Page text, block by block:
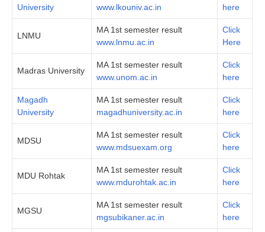
University
www.lkouniv.ac.in
here
LNMU
MA 1st semester result
www.lnmu.ac.in
Click
Here
Madras University
MA 1st semester result
www.unom.ac.in
Click
here
Magadh
University
MA 1st semester result
magadhuniversity.ac.in
Click
here
MDSU
MA 1st semester result
www.mdsuexam.org
Click
here
MDU Rohtak
MA 1st semester result
www.mdurohtak.ac.in
Click
here
MGSU
MA 1st semester result
mgsubikaner.ac.in
Click
here